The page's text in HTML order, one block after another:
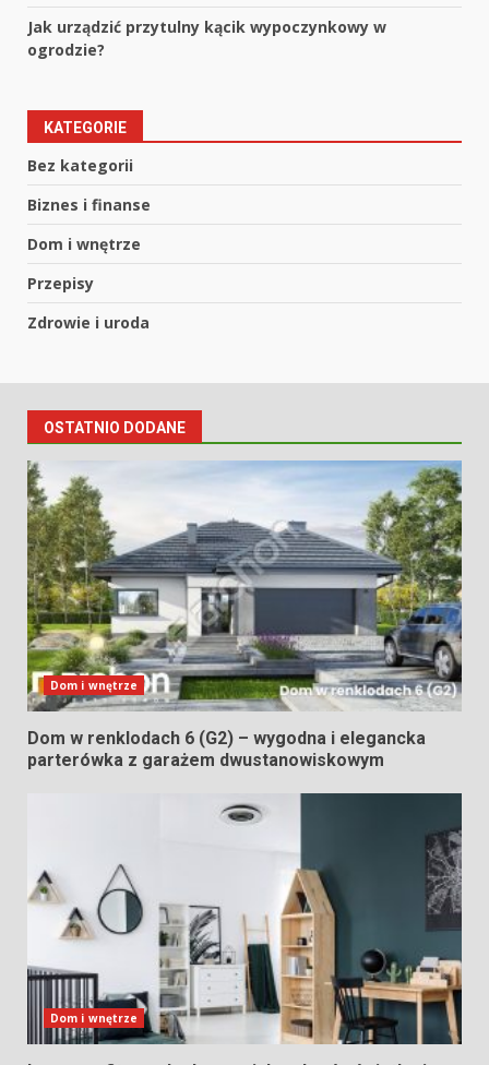
Jak urządzić przytulny kącik wypoczynkowy w
ogrodzie?
KATEGORIE
Bez kategorii
Biznes i finanse
Dom i wnętrze
Przepisy
Zdrowie i uroda
OSTATNIO DODANE
Dom i wnętrze
Dom w renklodach 6 (G2) – wygodna i elegancka
parterówka z garażem dwustanowiskowym
Dom i wnętrze